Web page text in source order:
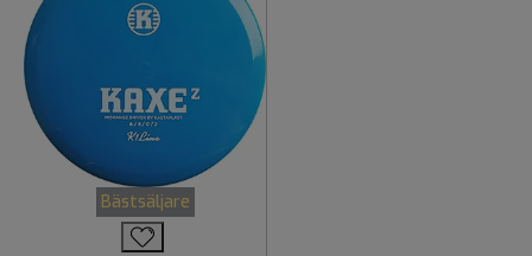
Bästsäljare